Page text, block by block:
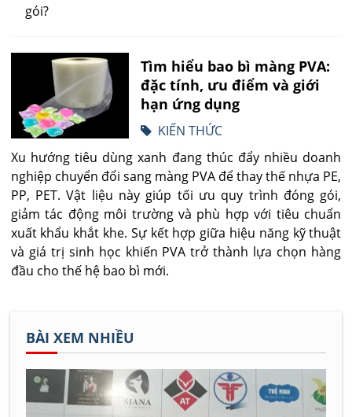
gói?
Tìm hiểu bao bì màng PVA:
đặc tính, ưu điểm và giới
hạn ứng dụng
KIẾN THỨC
Xu hướng tiêu dùng xanh đang thúc đẩy nhiều doanh
nghiệp chuyển đổi sang màng PVA để thay thế nhựa PE,
PP, PET. Vật liệu này giúp tối ưu quy trình đóng gói,
giảm tác động môi trường và phù hợp với tiêu chuẩn
xuất khẩu khắt khe. Sự kết hợp giữa hiệu năng kỹ thuật
và giá trị sinh học khiến PVA trở thành lựa chọn hàng
đầu cho thế hệ bao bì mới.
BÀI XEM NHIỀU